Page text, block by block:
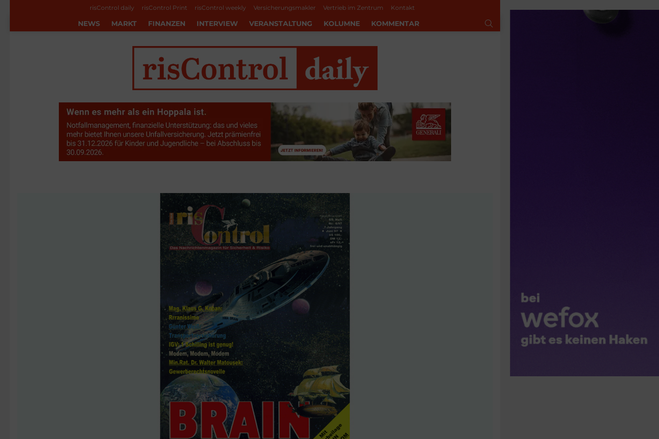
risControl daily risControl Print risControl weekly Versicherungsmakler Vertrieb im Zentrum Kontakt
NEWS MARKT FINANZEN INTERVIEW VERANSTALTUNG KOLUMNE KOMMENTAR